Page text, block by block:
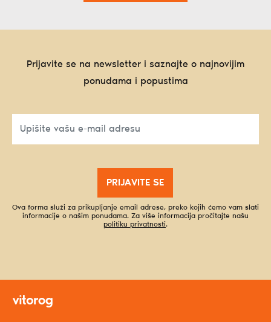
Prijavite se na newsletter i saznajte o najnovijim
ponudama i popustima
PRIJAVITE SE
Ova forma služi za prikupljanje email adrese, preko kojih ćemo vam slati
informacije o našim ponudama. Za više informacija pročitajte našu
politiku privatnosti.